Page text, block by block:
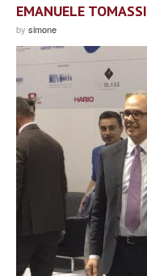
EMANUELE TOMASSI
by simone